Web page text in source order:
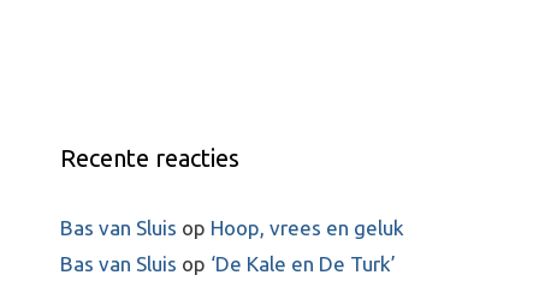
Recente reacties
Bas van Sluis op Hoop, vrees en geluk
Bas van Sluis op ‘De Kale en De Turk’